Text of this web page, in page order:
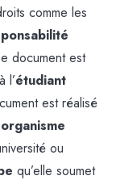
comme les
document est
l’étudiant
est réalisé
organisme
ou
qu’elle soumet